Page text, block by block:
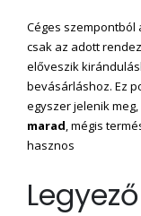
Céges szempontból
csak az adott
előveszik
bevásárláshoz. Ez
egyszer jelenik
marad, mégis
hasznos